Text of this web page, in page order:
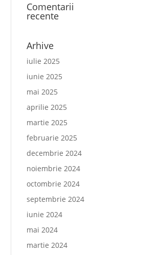
Comentarii
recente
Arhive
iulie 2025
iunie 2025
mai 2025
aprilie 2025
martie 2025
februarie 2025
decembrie 2024
noiembrie 2024
octombrie 2024
septembrie 2024
iunie 2024
mai 2024
martie 2024